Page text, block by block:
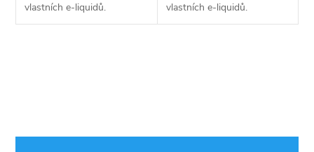
vlastních e-liquidů.
vlastních e-liquidů.